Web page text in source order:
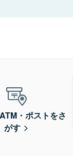
・ポストをさ
がす